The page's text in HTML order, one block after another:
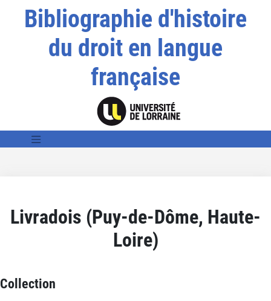
Bibliographie d'histoire
du droit en langue
française
Livradois (Puy-de-Dôme, Haute-
Loire)
Collection